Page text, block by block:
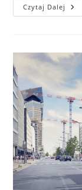
Czytaj Dalej